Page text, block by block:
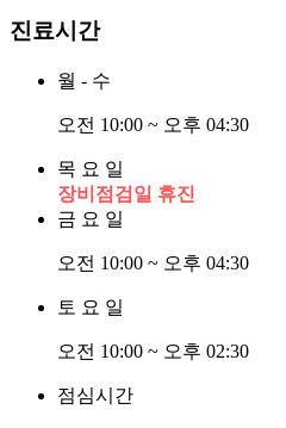
진료시간
월 - 수
오전 10:00 ~ 오후 04:30
목 요 일
장비점검일 휴진
금 요 일
오전 10:00 ~ 오후 04:30
토 요 일
오전 10:00 ~ 오후 02:30
점심시간